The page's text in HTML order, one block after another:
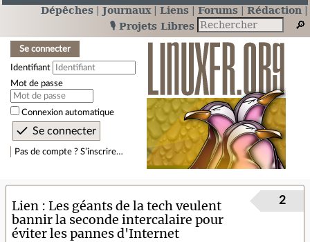
Dépêches Journaux Liens Forums
Rédaction
🎙️ Projets Libres
Se connecter
Identifiant
Mot de passe
Connexion automatique
Pas de compte ? S’inscrire…
Lien
Les géants de la tech veulent
bannir la seconde intercalaire pour
éviter les pannes d'Internet
2